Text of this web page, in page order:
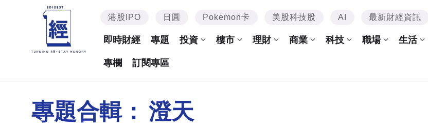
港股IPO 日圓 Pokemon卡 美股科技股 AI 最新財經資訊
即時財經 專題 投資 樓市 理財 商業 科技 職場 生活
專欄 訂閱專區
專題合輯： 澄天